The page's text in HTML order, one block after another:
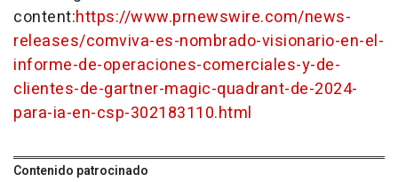
content:https://www.prnewswire.com/news-
releases/comviva-es-nombrado-visionario-en-el-
informe-de-operaciones-comerciales-y-de-
clientes-de-gartner-magic-quadrant-de-2024-
para-ia-en-csp-302183110.html
Contenido patrocinado